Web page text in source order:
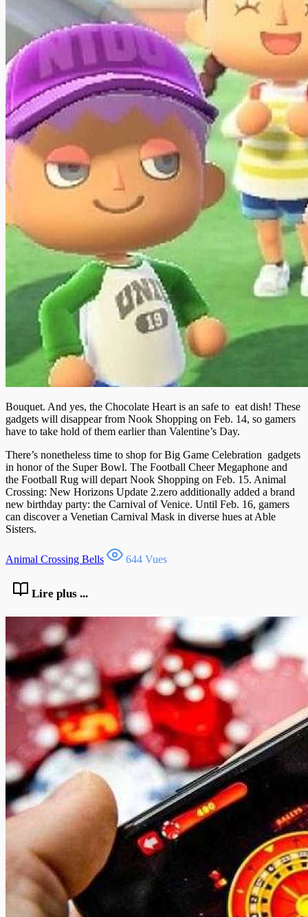
Bouquet. And yes, the Chocolate Heart is an safe to eat dish! These
gadgets will disappear from Nook Shopping on Feb. 14, so gamers
have to take hold of them earlier than Valentine’s Day.
There’s nonetheless time to shop for Big Game Celebration gadgets
in honor of the Super Bowl. The Football Cheer Megaphone and
the Football Rug will depart Nook Shopping on Feb. 15. Animal
Crossing: New Horizons Update 2.zero additionally added a brand
new birthday party: the Carnival of Venice. Until Feb. 16, gamers
can discover a Venetian Carnival Mask in diverse hues at Able
Sisters.
Animal Crossing Bells 644 Vues
Lire plus ...